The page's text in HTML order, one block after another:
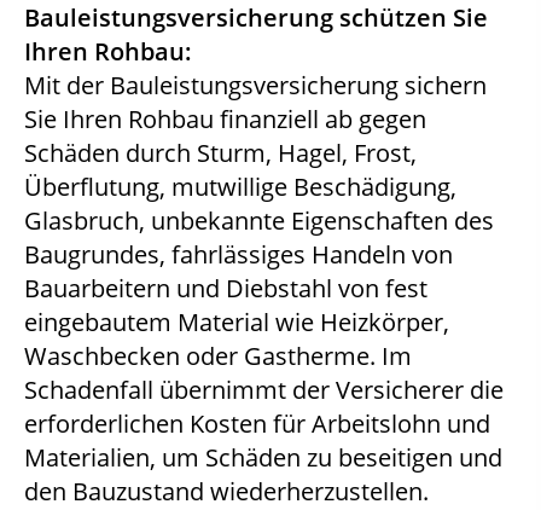
Bauleistungsversicherung schützen Sie
Ihren Rohbau:
Mit der Bauleistungsversicherung sichern
Sie Ihren Rohbau finanziell ab gegen
Schäden durch Sturm, Hagel, Frost,
Überflutung, mutwillige Beschädigung,
Glasbruch, unbekannte Eigenschaften des
Baugrundes, fahrlässiges Handeln von
Bauarbeitern und Diebstahl von fest
eingebautem Material wie Heizkörper,
Waschbecken oder Gastherme. Im
Schadenfall übernimmt der Versicherer die
erforderlichen Kosten für Arbeitslohn und
Materialien, um Schäden zu beseitigen und
den Bauzustand wiederherzustellen.